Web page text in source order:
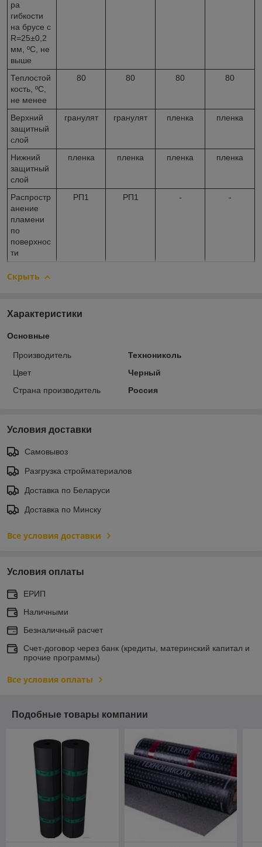
ра
гибкости
на брусе с
R=25±0,2
мм, ºС, не
выше
Теплостой
кость, ºС,
не менее
80 80 80 80
Верхний
защитный
слой
гранулят гранулят пленка пленка
Нижний
защитный
слой
пленка пленка пленка пленка
Распростр
анение
пламени
по
поверхнос
ти
РП1 РП1 - -
Скрыть
Характеристики
Основные
Производитель
Технониколь
Цвет
Черный
Страна производитель
Россия
Условия доставки
Самовывоз
Разгрузка стройматериалов
Доставка по Беларуси
Доставка по Минску
Все условия доставки
Условия оплаты
ЕРИП
Наличными
Безналичный расчет
Счет-договор через банк (кредиты, материнский капитал и
прочие программы)
Все условия оплаты
Подобные товары компании